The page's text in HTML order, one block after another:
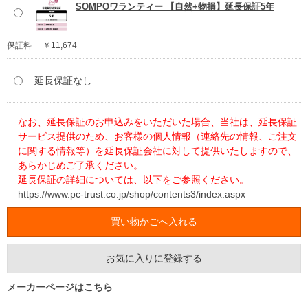
SOMPOワランティー 【自然+物損】延長保証5年
保証料 ￥11,674
延長保証なし
なお、延長保証のお申込みをいただいた場合、当社は、延長保証
サービス提供のため、お客様の個人情報（連絡先の情報、ご注文
に関する情報等）を延長保証会社に対して提供いたしますので、
あらかじめご了承ください。
延長保証の詳細については、以下をご参照ください。
https://www.pc-trust.co.jp/shop/contents3/index.aspx
お気に入りに登録する
メーカーページはこちら